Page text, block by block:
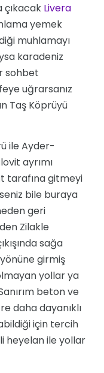
çıkacak Livera
yemek
muhlamayı
karadeniz
sohbet
uğrarsanız
Taş Köprüyü
ile Ayder-
ayrımı
tarafına gitmeyi
bile buraya
geri
Zilakle
sağa
girmiş
yollar ya
beton ve
daha dayanıklı
için tercih
heyelan ile yollar